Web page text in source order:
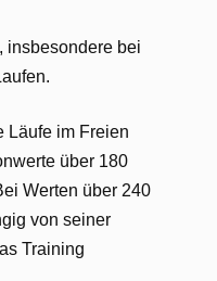
insbesondere bei
Läufe im Freien
über 180
Werten über 240
von seiner
Training